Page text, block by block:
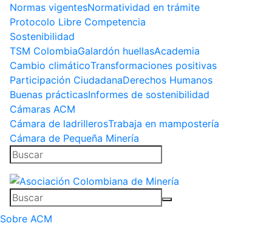
Normas vigentesNormatividad en trámite
Protocolo Libre Competencia
Sostenibilidad
TSM ColombiaGalardón huellasAcademia
Cambio climáticoTransformaciones positivas
Participación CiudadanaDerechos Humanos
Buenas prácticasInformes de sostenibilidad
Cámaras ACM
Cámara de ladrillerosTrabaja en mampostería
Cámara de Pequeña Minería
Sobre ACM